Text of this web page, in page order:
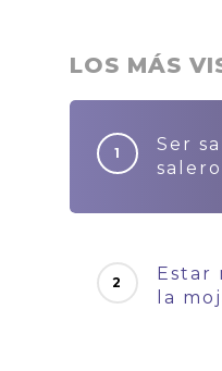
LOS MÁS
Ser
Estar
la